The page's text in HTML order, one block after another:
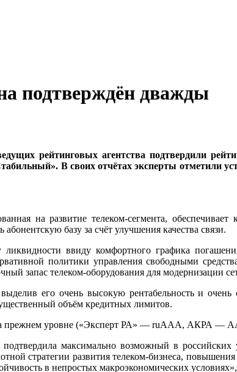
подтверждён дважды
рейтинговых агентства подтвердили
В своих отчётах эксперты отметили
на развитие телеком-сегмента,
базу за счёт улучшения качества связи.
ввиду комфортного графика
политики управления свободными
запас телеком-оборудования для модернизации
его очень высокую рентабельность и
объём кредитных лимитов.
прежнем уровне («Эксперт РА» — ruAAA, АКРА —
максимально возможный в
стратегии развития телеком‑бизнеса,
в непростых макроэкономических